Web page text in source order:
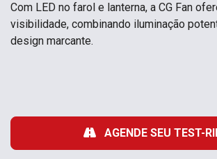
Com LED no farol e lanterna, a CG Fan
visibilidade, combinando iluminação
design marcante.
AGENDE SEU TEST-